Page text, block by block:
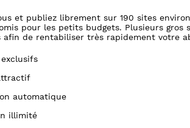
et publiez librement sur 190 sites
pour les petits budgets. Plusieurs gros
afin de rentabiliser très rapidement votre
automatique
illimité